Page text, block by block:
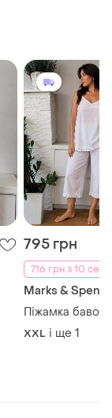
795 грн
716 грн з 10 серп
Marks &
Піжамка
XXL і ще 1